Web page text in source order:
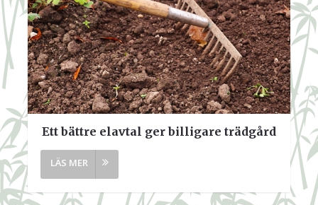
Ett bättre elavtal ger billigare trädgård